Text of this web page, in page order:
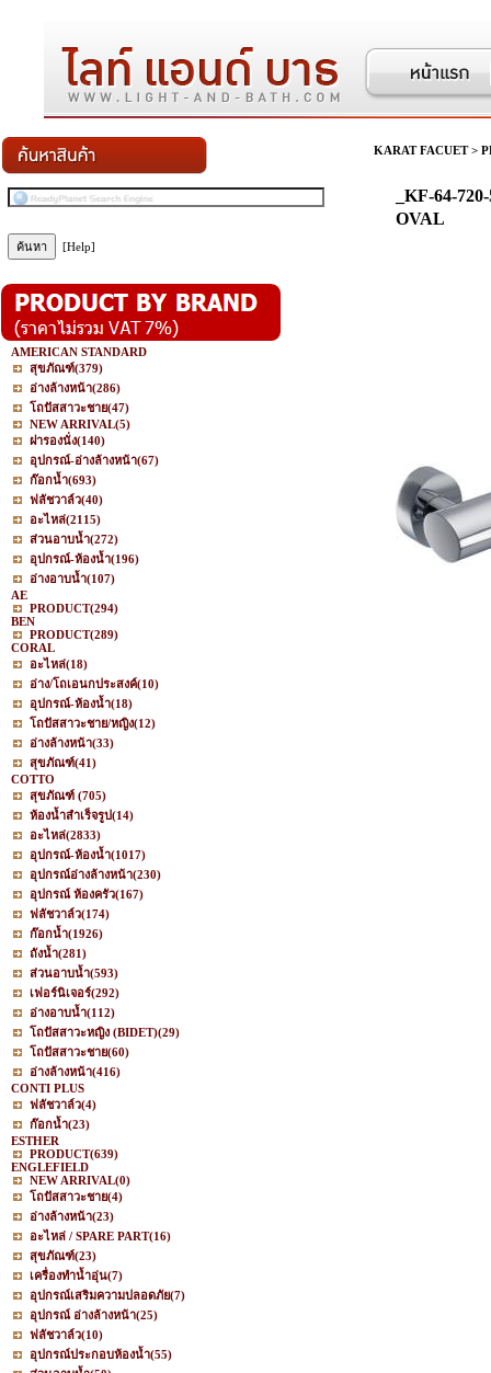
[Help]
AMERICAN STANDARD
สุขภัณฑ์(379)
อ่างล้างหน้า(286)
โถปัสสาวะชาย(47)
NEW ARRIVAL(5)
ฝารองนั่ง(140)
อุปกรณ์-อ่างล้างหน้า(67)
ก๊อกน้ำ(693)
ฟลัชวาล์ว(40)
อะไหล่(2115)
ส่วนอาบน้ำ(272)
อุปกรณ์-ห้องน้ำ(196)
อ่างอาบน้ำ(107)
AE
PRODUCT(294)
BEN
PRODUCT(289)
CORAL
อะไหล่(18)
อ่าง/โถเอนกประสงค์(10)
อุปกรณ์-ห้องน้ำ(18)
โถปัสสาวะชาย/หญิง(12)
อ่างล้างหน้า(33)
สุขภัณฑ์(41)
COTTO
สุขภัณฑ์ (705)
ห้องน้ำสำเร็จรูป(14)
อะไหล่(2833)
อุปกรณ์-ห้องน้ำ(1017)
อุปกรณ์อ่างล้างหน้า(230)
อุปกรณ์ ห้องครัว(167)
ฟลัชวาล์ว(174)
ก๊อกน้ำ(1926)
ถังน้ำ(281)
ส่วนอาบน้ำ(593)
เฟอร์นิเจอร์(292)
อ่างอาบน้ำ(112)
โถปัสสาวะหญิง (BIDET)(29)
โถปัสสาวะชาย(60)
อ่างล้างหน้า(416)
CONTI PLUS
ฟลัชวาล์ว(4)
ก๊อกน้ำ(23)
ESTHER
PRODUCT(639)
ENGLEFIELD
NEW ARRIVAL(0)
โถปัสสาวะชาย(4)
อ่างล้างหน้า(23)
อะไหล่ / SPARE PART(16)
สุขภัณฑ์(23)
เครื่องทำน้ำอุ่น(7)
อุปกรณ์เสริมความปลอดภัย(7)
อุปกรณ์ อ่างล้างหน้า(25)
ฟลัชวาล์ว(10)
อุปกรณ์ประกอบห้องน้ำ(55)
KARAT FACUET>
_KF-64-
OVAL